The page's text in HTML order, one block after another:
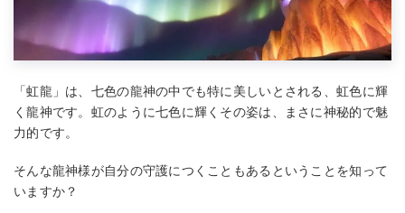
「虹龍」は、七色の龍神の中でも特に美しいとされる、虹色に輝
く龍神です。虹のように七色に輝くその姿は、まさに神秘的で魅
力的です。
そんな龍神様が自分の守護につくこともあるということを知って
いますか？